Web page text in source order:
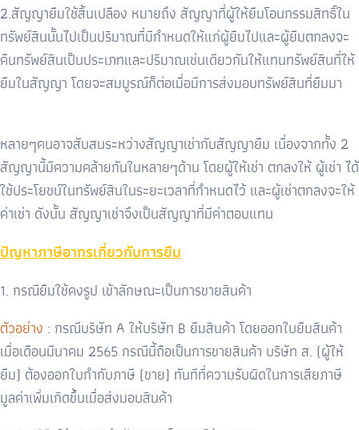
2.สัญญายืมใช้สิ้นเปลือง หมายถึง สัญญาที่ผู้ให้ยืมโอนกรรมสิทธิ์ใน
ทรัพย์สินนั้นไปเป็นปริมาณที่มีกำหนดให้แก่ผู้ยืมไปและผู้ยืมตกลงจะ
คืนทรัพย์สินเป็นประเภทและปริมาณเช่นเดียวกันให้แทนทรัพย์สินที่ให้
ยืมในสัญญา โดยจะสมบูรณ์ก็ต่อเมื่อมีการส่งมอบทรัพย์สินที่ยืมมา
หลายๆคนอาจสับสนระหว่างสัญญาเช่ากับสัญญายืม เนื่องจากทั้ง 2
สัญญานี้มีความคล้ายกันในหลายๆด้าน โดยผู้ให้เช่า ตกลงให้ ผู้เช่า ได้
ใช้ประโยชน์ในทรัพย์สินในระยะเวลาที่กำหนดไว้ และผู้เช่าตกลงจะให้
ค่าเช่า ดังนั้น สัญญาเช่าจึงเป็นสัญญาที่มีค่าตอบแทน
ปัญหาภาษีอากรเกี่ยวกับการยืม
1. กรณียืมใช้คงรูป เข้าลักษณะเป็นการขายสินค้า
ตัวอย่าง : กรณีบริษัท A ให้บริษัท B ยืมสินค้า โดยออกใบยืมสินค้า
เมื่อเดือนมีนาคม 2565 กรณีนี้ถือเป็นการขายสินค้า บริษัท ส. (ผู้ให้
ยืม) ต้องออกใบกำกับภาษี (ขาย) ทันทีที่ความรับผิดในการเสียภาษี
มูลค่าเพิ่มเกิดขึ้นเมื่อส่งมอบสินค้า